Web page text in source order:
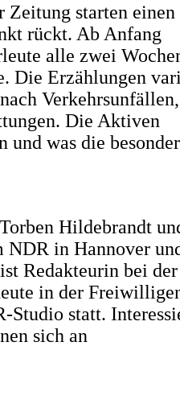
Zeitung starten einen
rückt. Ab Anfang
alle zwei
Die Erzählungen
Verkehrsunfällen,
Die Aktiven
und was die
Hildebrandt
in Hannover
Redakteurin bei der
in der
Studio statt.
sich an